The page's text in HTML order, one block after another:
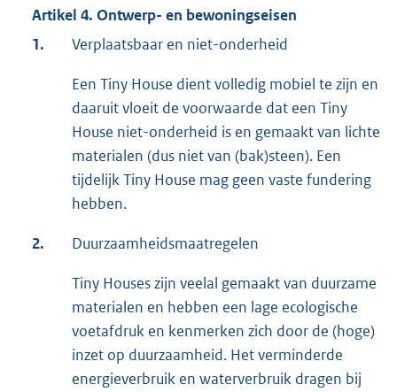
Artikel 4. Ontwerp- en bewoningseisen
1.
Verplaatsbaar en niet-onderheid
Een Tiny House dient volledig mobiel te zijn en
daaruit vloeit de voorwaarde dat een Tiny
House niet-onderheid is en gemaakt van lichte
materialen (dus niet van (bak)steen). Een
tijdelijk Tiny House mag geen vaste fundering
hebben.
2. Duurzaamheidsmaatregelen
Tiny Houses zijn veelal gemaakt van duurzame
materialen en hebben een lage ecologische
voetafdruk en kenmerken zich door de (hoge)
inzet op duurzaamheid. Het verminderde
energieverbruik en waterverbruik dragen bij